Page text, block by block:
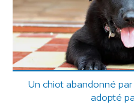
Un chiot abandonné
adopté